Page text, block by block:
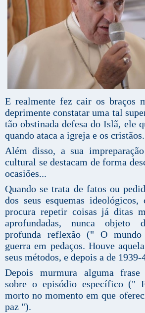
E realmente fez cair os braços
deprimente constatar uma tal
tão obstinada defesa do Islã, ele
quando ataca a igreja e os cristãos.
Além disso, a sua
cultural se destacam de forma
ocasiões...
Quando se trata de fatos ou
dos seus esquemas
procura repetir coisas já ditas
aprofundadas, nunca objeto
profunda reflexão (" O mundo
guerra em pedaços. Houve
seus métodos, e depois a de
Depois murmura alguma frase
sobre o episódio específico ("
morto no momento em que
paz ").